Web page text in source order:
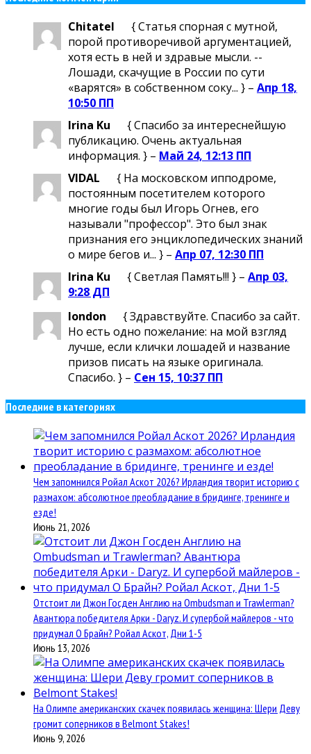
Chitatel
{ Статья спорная с мутной,
порой противоречивой аргументацией,
хотя есть в ней и здравые мысли. --
Лошади, скачущие в России по сути
«варятся» в собственном соку... } – Апр 18,
10:50 ПП
Irina Ku
{ Спасибо за интереснейшую
публикацию. Очень актуальная
информация. } – Май 24, 12:13 ПП
VIDAL
{ На московском ипподроме,
постоянным посетителем которого
многие годы был Игорь Огнев, его
называли "профессор". Это был знак
признания его энциклопедических знаний
о мире бегов и... } – Апр 07, 12:30 ПП
Irina Ku
{ Светлая Память!!! } – Апр 03,
9:28 ДП
london
{ Здравствуйте. Спасибо за сайт.
Но есть одно пожелание: на мой взгляд
лучше, если клички лошадей и название
призов писать на языке оригинала.
Спасибо. } – Сен 15, 10:37 ПП
Последние в категориях
Чем запомнился Ройал Аскот 2026? Ирландия творит историю с
размахом: абсолютное преобладание в бридинге, тренинге и
езде!
Июнь 21, 2026
Отстоит ли Джон Госден Англию на Ombudsman и Trawlerman?
Авантюра победителя Арки - Daryz. И супербой майлеров - что
придумал О Брайн? Ройал Аскот, Дни 1-5
Июнь 13, 2026
На Олимпе американских скачек появилась женщина: Шери Деву
громит соперников в Belmont Stakes!
Июнь 9, 2026